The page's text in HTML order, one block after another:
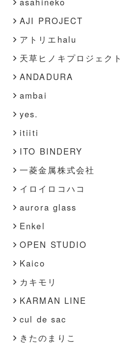
AJI PROJECT
アトリエhalu
天草ヒノキプロジェクト
ANDADURA
ambai
yes.
itiiti
ITO BINDERY
一菱金属株式会社
イロイロコハコ
aurora glass
Enkel
OPEN STUDIO
Kaico
カキモリ
KARMAN LINE
cul de sac
きたのまりこ